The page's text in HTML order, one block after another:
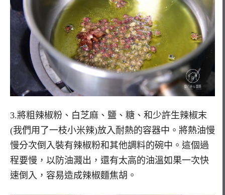
3.將粗辣椒粉、白芝麻、鹽、糖、和少許生辣椒末
(我們用了一枝小米辣)放入耐熱的容器中。將熱油慢
慢分次倒入裝有辣椒粉和其他調料的碗中。這個過
程要慢，以防油濺出，還有太高的油溫如果一次快
速倒入，容易造成辣椒麵焦胡。